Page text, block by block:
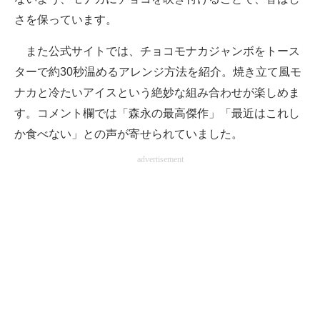
さを保っています。
また公式サイトでは、チョコモナカジャンボをトース
ターで約30秒温めるアレンジ方法を紹介。焼き立て風モ
ナカと冷たいアイスという絶妙な組み合わせが楽しめま
す。コメント欄では「森永の最高傑作」「最近はこれし
か食べない」との声が寄せられていました。
advertisement